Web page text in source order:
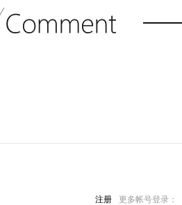
注册 更多帐号登录：